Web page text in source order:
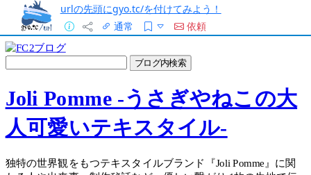
urlの先頭にgyo.tc/を付けてみよう！
通常
依頼